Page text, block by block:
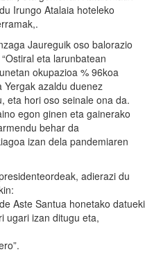
Irungo Atalaia hoteleko
Jaureguik oso balorazio
eta larunbatean
okupazioa % 96koa
Yergak azaldu duenez
eta hori oso seinale ona da.
egon ginen eta gainerako
behar da
izan dela pandemiaren
adierazi du
Aste Santua honetako
ugari izan ditugu eta,